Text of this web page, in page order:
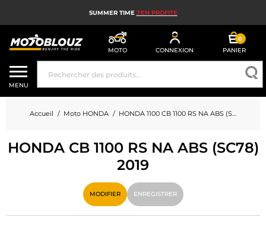
SUMMER TIME J'EN PROFITE
MOTO CONNEXION
0
PANIER
CASQUE MOTO
ÉQUIPEMENT MOTO HOMME
ÉQUIPEMENT MOTO FEMME
MX, ENDURO ET TRIAL
HIGH TECH MOTO
AIRBAG MOTO
MENU
Accueil Moto HONDA HONDA 1100 CB 1100 RS NA ABS (SC78)
HONDA CB 1100 RS NA ABS (SC78)
2019
MODIFIER ENREGISTRER